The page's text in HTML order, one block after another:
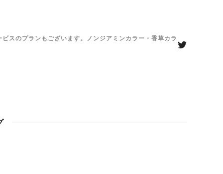
のプランもございます。ノンジアミンカラー・香草カラ